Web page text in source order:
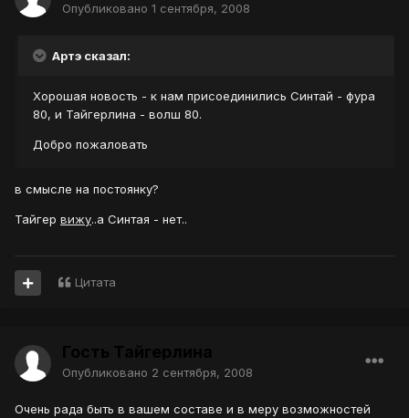
Опубликовано 1 сентября, 2008
Артэ сказал:
Хорошая новость - к нам присоединились Синтай - фура
80, и Тайгерлина - волш 80.
Добро пожаловать
в смысле на постоянку?
Тайгер вижу..а Синтая - нет..
Цитата
Опубликовано 2 сентября, 2008
Очень рада быть в вашем составе и в меру возможностей